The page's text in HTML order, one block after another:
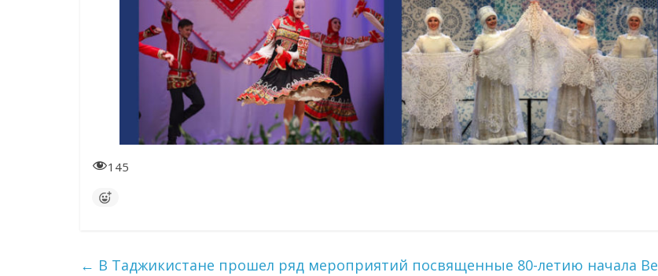
145
← В Таджикистане прошел ряд мероприятий посвященные 80-летию начала